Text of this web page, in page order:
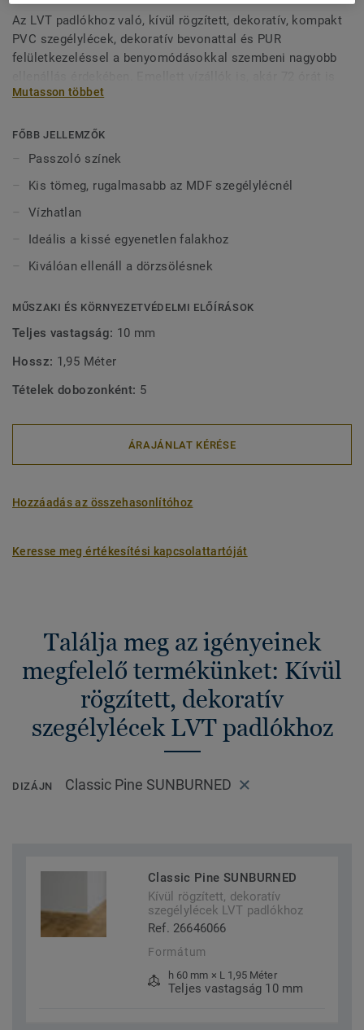
Az LVT padlókhoz való, kívül rögzített, dekoratív, kompakt
PVC szegélylécek, dekoratív bevonattal és PUR
felületkezeléssel a benyomódásokkal szembeni nagyobb
vízben tölthetnek bármilyen sérülés nélkül. 2-féle (60 mm
színekben kapható a tökéletes kivitel érdekében. A kívül
rögzített, dekoratív szegélylécek kompatibilisek minden
Mutasson többet
FŐBB JELLEMZŐK
Passzoló színek
Kis tömeg, rugalmasabb az MDF szegélylécnél
Vízhatlan
Ideális a kissé egyenetlen falakhoz
Kiválóan ellenáll a dörzsölésnek
MŰSZAKI ÉS KÖRNYEZETVÉDELMI ELŐÍRÁSOK
Teljes vastagság: 10 mm
Hossz: 1,95 Méter
Tételek dobozonként: 5
ÁRAJÁNLAT KÉRÉSE
Hozzáadás az összehasonlítóhoz
Keresse meg értékesítési kapcsolattartóját
Találja meg az igényeinek
megfelelő termékünket: Kívül
rögzített, dekoratív
szegélylécek LVT padlókhoz
DIZÁJN Classic Pine SUNBURNED
Classic Pine SUNBURNED
Kívül rögzített, dekoratív
szegélylécek LVT padlókhoz
Ref. 26646066
Formátum
h 60 mm × L 1,95 Méter
Teljes vastagság 10 mm